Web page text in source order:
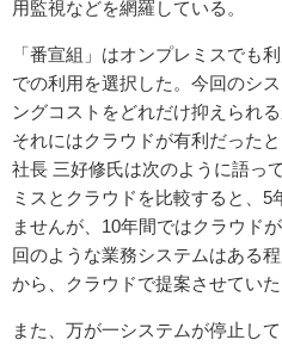
用監視などを網羅している。
「番宣組」はオンプレミスでも
での利用を選択した。今回のシ
ングコストをどれだけ抑えられ
それにはクラウドが有利だった
社長 三好修氏は次のように語っ
ミスとクラウドを比較すると、5
ませんが、10年間ではクラウド
回のような業務システムはある
から、クラウドで提案させていた
また、万が一システムが停止し